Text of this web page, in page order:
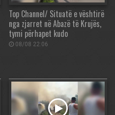
Top Channel/ Situatë e vështirë
nga zjarret në Abazë të Krujës,
tymi përhapet kudo
08/08 22:06